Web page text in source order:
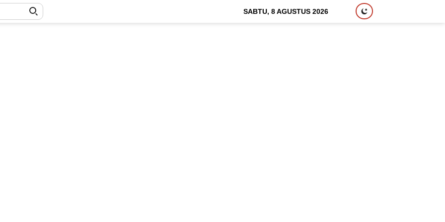
SABTU, 8 AGUSTUS 2026